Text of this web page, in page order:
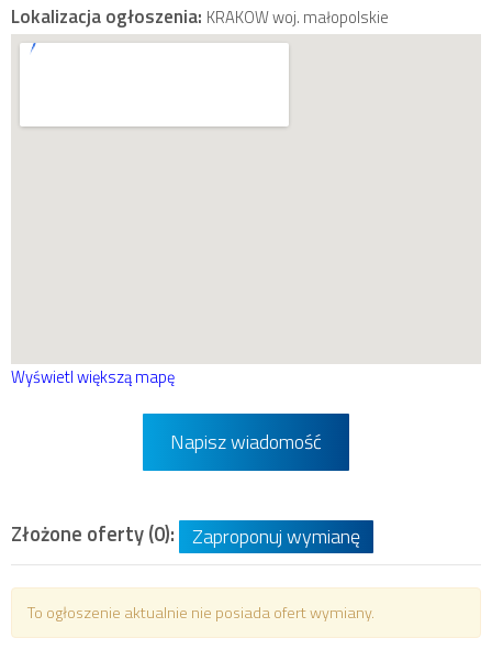
Lokalizacja ogłoszenia: KRAKOW woj. małopolskie
Wyświetl większą mapę
Napisz wiadomość
Złożone oferty (0): Zaproponuj wymianę
To ogłoszenie aktualnie nie posiada ofert wymiany.